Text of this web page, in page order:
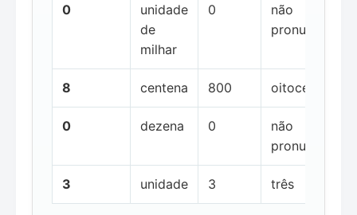
0
unidade
de
milhar
0
não
pronunciada
8 centena 800 oitocentos
0 dezena 0
não
pronunciada
3 unidade 3 três